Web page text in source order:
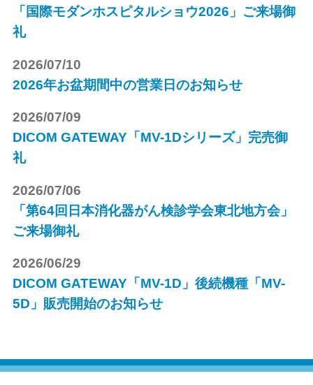
「国際モダンホスピタルショウ2026」ご来場御
礼
2026/07/10
2026年お盆期間中の営業日のお知らせ
2026/07/09
DICOM GATEWAY「MV-1Dシリーズ」完売御
礼
2026/07/06
「第64回日本消化器がん検診学会東北地方会」
ご来場御礼
2026/06/29
DICOM GATEWAY「MV-1D」後続機種「MV-
5D」販売開始のお知らせ